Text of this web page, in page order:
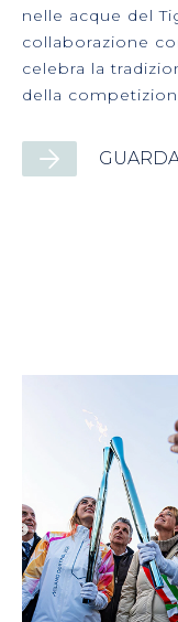
nelle acque del
collaborazione
celebra la
della